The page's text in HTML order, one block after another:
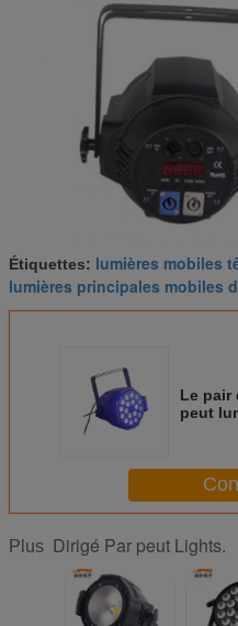
Étiquettes: lumières mobiles
lumières principales mobiles
Le pair
peut
Plus Dirigé Par peut Lights.